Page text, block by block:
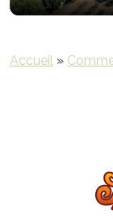
Accueil »